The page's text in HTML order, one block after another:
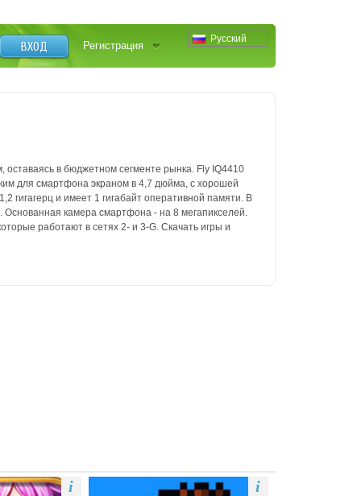
Русский
ВХОД Регистрация
оставаясь в бюджетном сегменте рынка. Fly IQ4410
для смартфона экраном в 4,7 дюйма, с хорошей
гигагерц и имеет 1 гигабайт оперативной памяти. В
Основанная камера смартфона - на 8 мегапикселей.
работают в сетях 2- и 3-G. Скачать игры и
i i